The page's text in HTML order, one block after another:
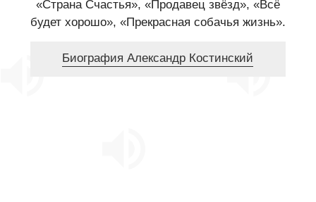
«Страна Счастья», «Продавец звёзд», «Всё
будет хорошо», «Прекрасная собачья жизнь».
Биография Александр Костинский